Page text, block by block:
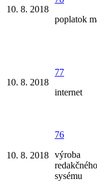
10. 8. 2018
poplatok
10. 8. 2018
77
internet
10. 8. 2018
76
výroba
redakčného
sysému